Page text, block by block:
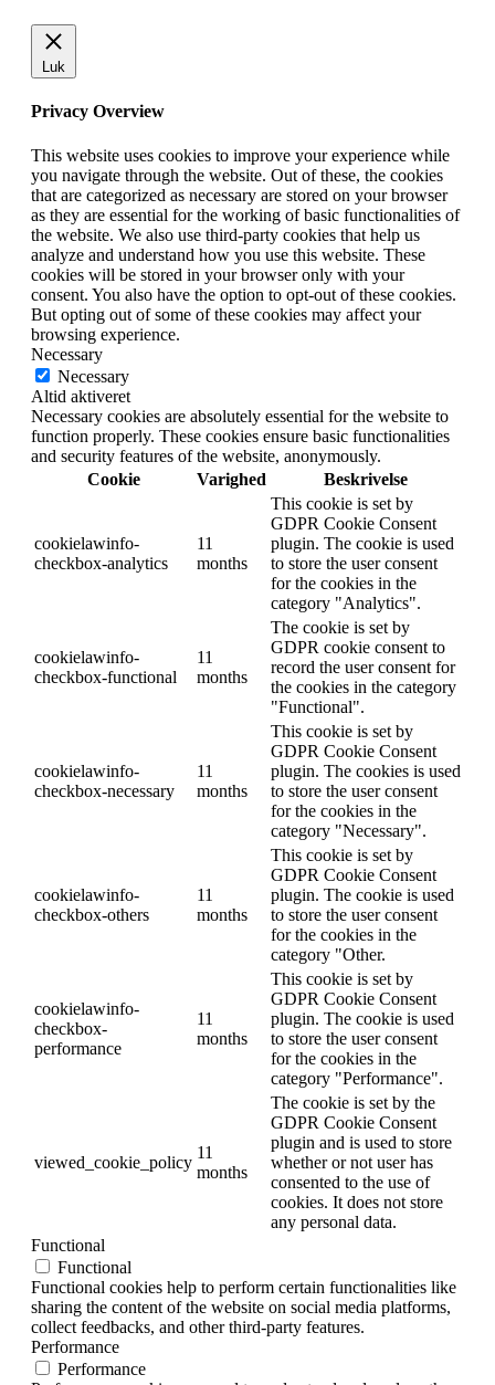
Luk
Privacy Overview
This website uses cookies to improve your experience while
you navigate through the website. Out of these, the cookies
that are categorized as necessary are stored on your browser
as they are essential for the working of basic functionalities of
the website. We also use third-party cookies that help us
analyze and understand how you use this website. These
cookies will be stored in your browser only with your
consent. You also have the option to opt-out of these cookies.
But opting out of some of these cookies may affect your
browsing experience.
Necessary
Necessary
Altid aktiveret
Necessary cookies are absolutely essential for the website to
function properly. These cookies ensure basic functionalities
and security features of the website, anonymously.
Cookie
Varighed Beskrivelse
cookielawinfo-
checkbox-analytics
11
months
This cookie is set by
GDPR Cookie Consent
plugin. The cookie is used
to store the user consent
for the cookies in the
category "Analytics".
cookielawinfo-
checkbox-functional
11
months
The cookie is set by
GDPR cookie consent to
record the user consent for
the cookies in the category
"Functional".
cookielawinfo-
checkbox-necessary
11
months
This cookie is set by
GDPR Cookie Consent
plugin. The cookies is used
to store the user consent
for the cookies in the
category "Necessary".
cookielawinfo-
checkbox-others
11
months
This cookie is set by
GDPR Cookie Consent
plugin. The cookie is used
to store the user consent
for the cookies in the
category "Other.
cookielawinfo-
checkbox-
performance
11
months
This cookie is set by
GDPR Cookie Consent
plugin. The cookie is used
to store the user consent
for the cookies in the
category "Performance".
viewed_cookie_policy
11
months
The cookie is set by the
GDPR Cookie Consent
plugin and is used to store
whether or not user has
consented to the use of
cookies. It does not store
any personal data.
Functional
Functional
Functional cookies help to perform certain functionalities like
sharing the content of the website on social media platforms,
collect feedbacks, and other third-party features.
Performance
Performance